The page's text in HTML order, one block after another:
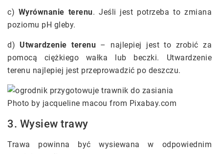
c) Wyrównanie terenu. Jeśli jest potrzeba to zmiana
poziomu pH gleby.
d) Utwardzenie terenu – najlepiej jest to zrobić za
pomocą ciężkiego wałka lub beczki. Utwardzenie
terenu najlepiej jest przeprowadzić po deszczu.
Photo by jacqueline macou from Pixabay.com
3. Wysiew trawy
Trawa powinna być wysiewana w odpowiednim